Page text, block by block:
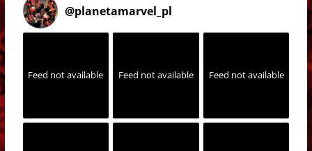
@planetamarvel_pl
Feed not available Feed not available Feed not available